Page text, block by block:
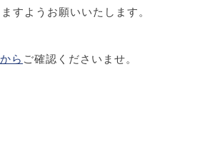
すようお願いいたします。
ら ご確認くださいませ。